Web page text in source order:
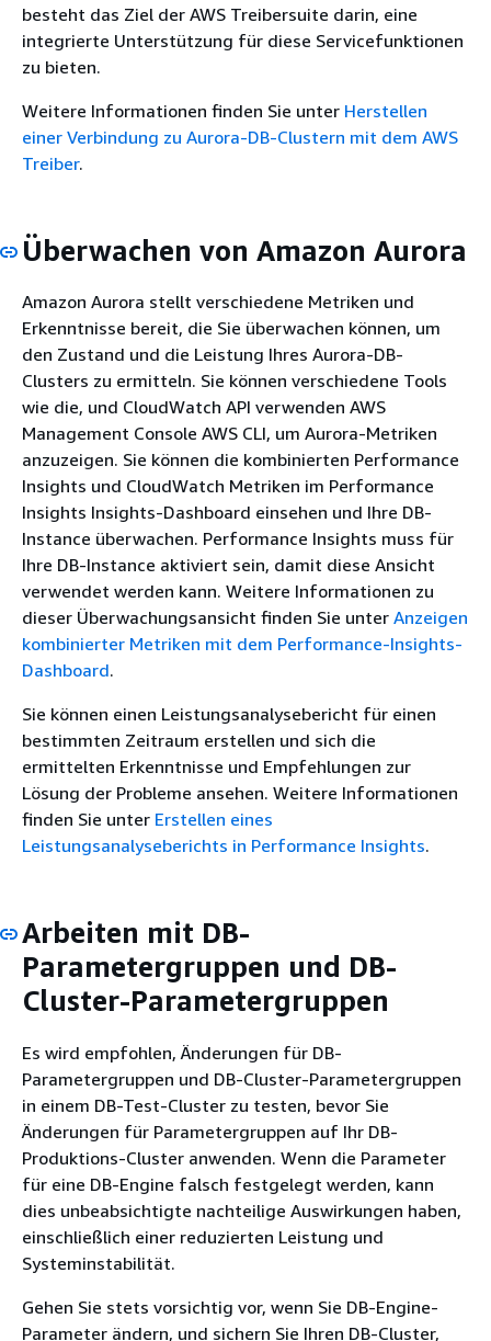
besteht das Ziel der AWS Treibersuite darin, eine
integrierte Unterstützung für diese Servicefunktionen
zu bieten.
Weitere Informationen finden Sie unter Herstellen
einer Verbindung zu Aurora-DB-Clustern mit dem AWS
Treiber.
Überwachen von Amazon Aurora
Amazon Aurora stellt verschiedene Metriken und
Erkenntnisse bereit, die Sie überwachen können, um
den Zustand und die Leistung Ihres Aurora-DB-
Clusters zu ermitteln. Sie können verschiedene Tools
wie die, und CloudWatch API verwenden AWS
Management Console AWS CLI, um Aurora-Metriken
anzuzeigen. Sie können die kombinierten Performance
Insights und CloudWatch Metriken im Performance
Insights Insights-Dashboard einsehen und Ihre DB-
Instance überwachen. Performance Insights muss für
Ihre DB-Instance aktiviert sein, damit diese Ansicht
verwendet werden kann. Weitere Informationen zu
dieser Überwachungsansicht finden Sie unter Anzeigen
kombinierter Metriken mit dem Performance-Insights-
Dashboard.
Sie können einen Leistungsanalysebericht für einen
bestimmten Zeitraum erstellen und sich die
ermittelten Erkenntnisse und Empfehlungen zur
Lösung der Probleme ansehen. Weitere Informationen
finden Sie unter Erstellen eines
Leistungsanalyseberichts in Performance Insights.
Arbeiten mit DB-
Parametergruppen und DB-
Cluster-Parametergruppen
Es wird empfohlen, Änderungen für DB-
Parametergruppen und DB-Cluster-Parametergruppen
in einem DB-Test-Cluster zu testen, bevor Sie
Änderungen für Parametergruppen auf Ihr DB-
Produktions-Cluster anwenden. Wenn die Parameter
für eine DB-Engine falsch festgelegt werden, kann
dies unbeabsichtigte nachteilige Auswirkungen haben,
einschließlich einer reduzierten Leistung und
Systeminstabilität.
Gehen Sie stets vorsichtig vor, wenn Sie DB-Engine-
Parameter ändern, und sichern Sie Ihren DB-Cluster,